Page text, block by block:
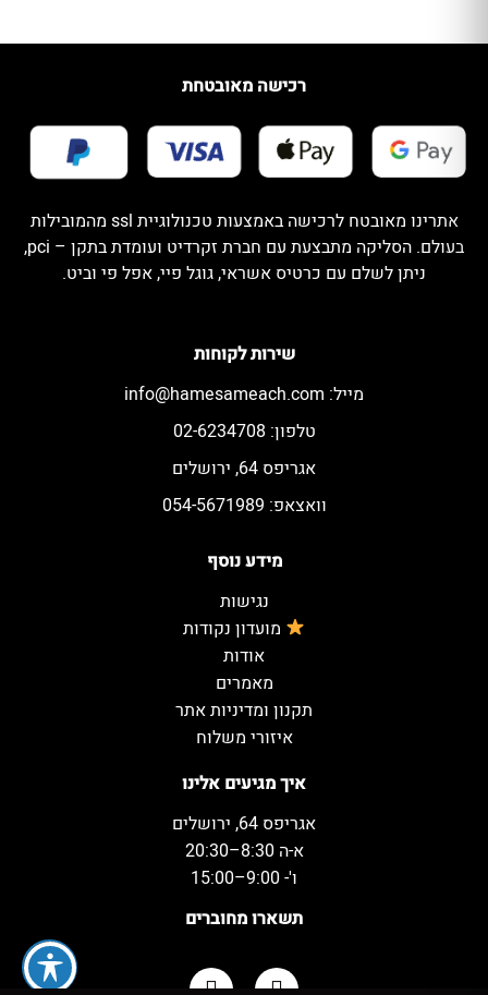
איך מגיעים אלינו
אגריפס 64, ירושלים
א-ה 8:30–20:30
ו'- 9:00–15:00
תשארו מחוברים
מידע נוסף
נגישות
מועדון נקודות
אודות
מאמרים
תקנון ומדיניות אתר
איזורי משלוח
שירות לקוחות
מייל: info@hamesameach.com
טלפון: 02-6234708
אגריפס 64, ירושלים
וואצאפ: 054-5671989
רכישה מאובטחת
אתרינו מאובטח לרכישה באמצעות טכנולוגיית ssl מהמובילות
בעולם. הסליקה מתבצעת עם חברת זקרדיט ועומדת בתקן – pci,
ניתן לשלם עם כרטיס אשראי, גוגל פיי, אפל פי וביט.